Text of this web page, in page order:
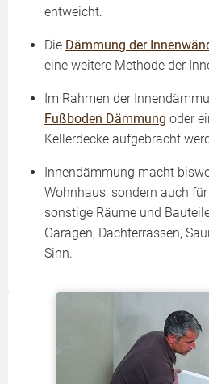
entweicht.
Die Dämmung der
eine weitere Methode der
Im Rahmen der
Fußboden Dämmung oder
Kellerdecke aufgebracht
Innendämmung macht
Wohnhaus, sondern auch
sonstige Räume und
Garagen, Dachterrassen,
Sinn.